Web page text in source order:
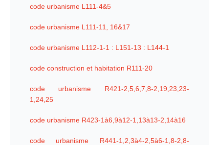
code urbanisme L111-4&5
code urbanisme L111-11, 16&17
code urbanisme L112-1-1 : L151-13 : L144-1
code construction et habitation R111-20
code urbanisme R421-2,5,6,7,8-2,19,23,23-
1,24,25
code urbanisme R423-1à6,9à12-1,13à13-2,14à16
code urbanisme R441-1,2,3à4-2,5à6-1,8-2,8-